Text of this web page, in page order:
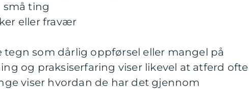
små ting
eller fravær
tegn som dårlig oppførsel eller mangel på
og praksiserfaring viser likevel at atferd ofte
viser hvordan de har det gjennom